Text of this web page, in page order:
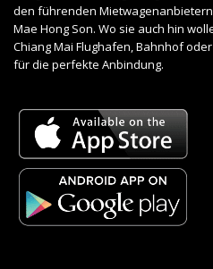
den führenden Mietwagenanbietern
Mae Hong Son. Wo sie auch hin
Chiang Mai Flughafen, Bahnhof
für die perfekte Anbindung.